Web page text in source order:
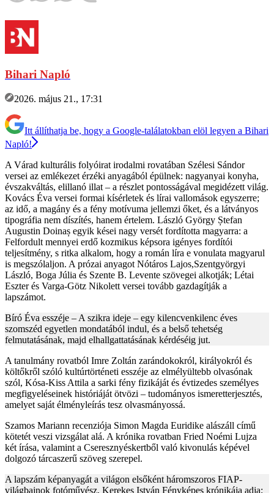
Bihari Napló
2026. május 21., 17:31
Itt állíthatja be, hogy a Google-találatokban elöl legyen a Bihari
Napló!
A Várad kulturális folyóirat irodalmi rovatában Szélesi Sándor
versei az emlékezet érzéki anyagából épülnek: nagyanyai konyha,
évszakváltás, elillanó illat – a részlet pontosságával megidézett világ.
Kovács Éva versei formai kísérletek és lírai vallomások egyszerre;
az idő, a magány és a fény motívuma jellemzi őket, és a látványos
tipográfia nem díszítés, hanem értelem. László György Ștefan
Augustin Doinaș egyik kései nagy versét fordította magyarra: a
Felfordult mennyei erdő kozmikus képsora igényes fordítói
teljesítmény, s ritka alkalom, hogy a román líra e vonulata magyarul
is megszólaljon. A prózai anyagot Nótáros Lajos,Szentgyörgyi
László, Boga Júlia és Szente B. Levente szövegei alkotják; Létai
Eszter és Varga-Götz Nikolett versei tovább gazdagítják a
lapszámot.
Bíró Éva esszéje – A szikra ideje – egy kilencvenkilenc éves
szomszéd egyetlen mondatából indul, és a belső tehetség
felmutatásának, majd elhallgattatásának kérdéséig jut.
A tanulmány rovatból Imre Zoltán zarándokokról, királyokról és
költőkről szóló kultúrtörténeti esszéje az elmélyültebb olvasónak
szól, Kósa-Kiss Attila a sarki fény fizikáját és évtizedes személyes
megfigyeléseinek históriáját ötvözi – tudományos ismeretterjesztés,
amelyet saját élményleírás tesz olvasmányossá.
Szamos Mariann recenziója Simon Magda Euridike alászáll című
kötetét veszi vizsgálat alá. A krónika rovatban Fried Noémi Lujza
két írása, valamint a Cseresznyéskertből való kivonulás képével
dolgozó tárcaszerű szöveg szerepel.
A lapszám képanyagát a világon elsőként háromszoros FIAP-
világbajnok fotóművész, Kerekes István Fényképes krónikája adja;